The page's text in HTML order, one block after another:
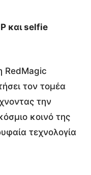
και selfie
RedMagic
τον τομέα
την
κοινό της
τεχνολογία